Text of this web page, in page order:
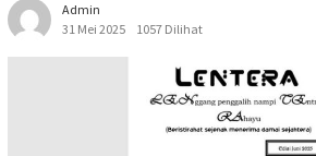
Admin
31 Mei 2025
1057 Dilihat